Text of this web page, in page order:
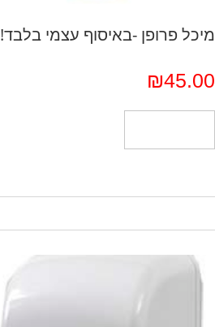
מיכל פרופן -באיסוף עצמי בלבד!
₪45.00